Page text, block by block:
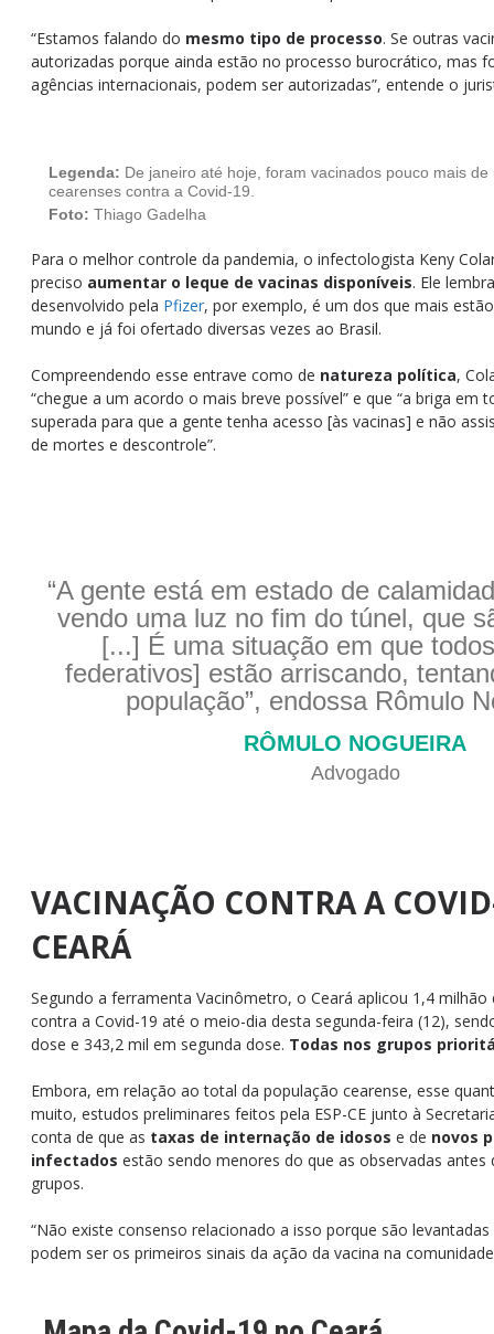
“Estamos falando do mesmo tipo de processo. Se outras
autorizadas porque ainda estão no processo burocrático, mas
agências internacionais, podem ser autorizadas”, entende o
Legenda: De janeiro até hoje, foram vacinados pouco mais de
cearenses contra a Covid-19.
Foto: Thiago Gadelha
Para o melhor controle da pandemia, o infectologista Keny
preciso aumentar o leque de vacinas disponíveis. Ele
desenvolvido pela Pfizer, por exemplo, é um dos que mais
mundo e já foi ofertado diversas vezes ao Brasil.
Compreendendo esse entrave como de natureza política,
“chegue a um acordo o mais breve possível” e que “a briga em
superada para que a gente tenha acesso [às vacinas] e não
de mortes e descontrole”.
“A gente está em estado de
vendo uma luz no fim do túnel, que
[...] É uma situação em que
federativos] estão arriscando,
população”, endossa Rômulo
RÔMULO NOGUEIRA
Advogado
VACINAÇÃO CONTRA A
CEARÁ
Segundo a ferramenta Vacinômetro, o Ceará aplicou 1,4 milhão
contra a Covid-19 até o meio-dia desta segunda-feira (12),
dose e 343,2 mil em segunda dose. Todas nos grupos
Embora, em relação ao total da população cearense, esse
muito, estudos preliminares feitos pela ESP-CE junto à
conta de que as taxas de internação de idosos e de novos
infectados estão sendo menores do que as observadas antes
grupos.
“Não existe consenso relacionado a isso porque são
podem ser os primeiros sinais da ação da vacina na